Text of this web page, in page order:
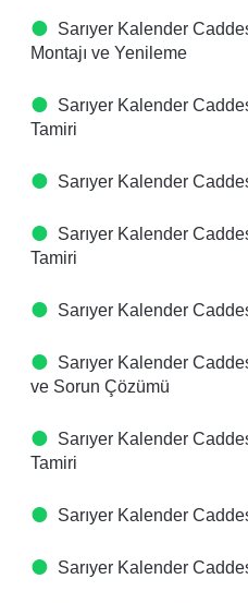
Sarıyer Kalender
Montajı ve Yenileme
Sarıyer Kalender
Tamiri
Sarıyer Kalender
Sarıyer Kalender
Tamiri
Sarıyer Kalender
Sarıyer Kalender
ve Sorun Çözümü
Sarıyer Kalender
Tamiri
Sarıyer Kalender
Sarıyer Kalender